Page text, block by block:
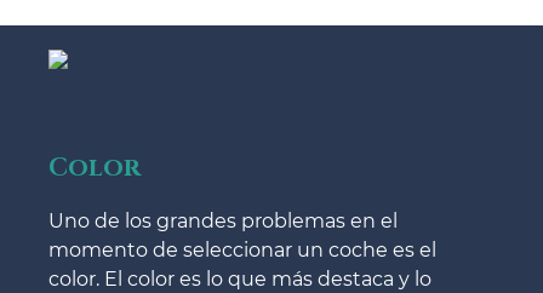
Color
Uno de los grandes problemas en el
momento de seleccionar un coche es el
color. El color es lo que más destaca y lo